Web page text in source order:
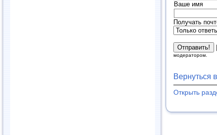
Ваше имя
Получать
модератором.
Вернуться
Открыть